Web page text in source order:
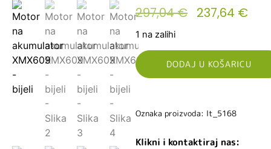
297,04€ 237,64 €
1 na zalihi
DODAJ U KOŠARICU
Oznaka proizvoda: lt_5168
Klikni i kontaktiraj nas: